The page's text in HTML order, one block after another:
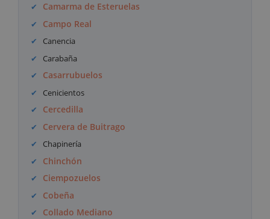
Camarma de Esteruelas
Campo Real
Canencia
Carabaña
Casarrubuelos
Cenicientos
Cercedilla
Cervera de Buitrago
Chapinería
Chinchón
Ciempozuelos
Cobeña
Collado Mediano